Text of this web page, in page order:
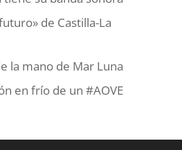
de Castilla-La
la mano de Mar Luna
en frío de un #AOVE